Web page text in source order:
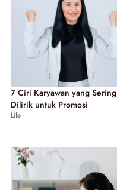
7 Ciri Karyawan yang Sering
Dilirik untuk Promosi
Life